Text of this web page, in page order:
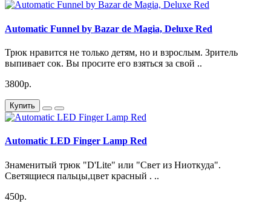
Automatic Funnel by Bazar de Magia, Deluxe Red
Трюк нравится не только детям, но и взрослым. Зритель
выпивает сок. Вы просите его взяться за свой ..
3800р.
Купить
Automatic LED Finger Lamp Red
Знаменитый трюк "D'Lite" или "Свет из Ниоткуда".
Светящиеся пальцы,цвет красный . ..
450р.